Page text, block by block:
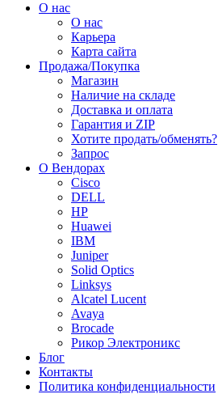
О нас
О нас
Карьера
Карта сайта
Продажа/Покупка
Магазин
Наличие на складе
Доставка и оплата
Гарантия и ZIP
Хотите продать/обменять?
Запрос
О Вендорах
Cisco
DELL
HP
Huawei
IBM
Juniper
Solid Optics
Linksys
Alcatel Lucent
Avaya
Brocade
Рикор Электроникс
Блог
Контакты
Политика конфиденциальности